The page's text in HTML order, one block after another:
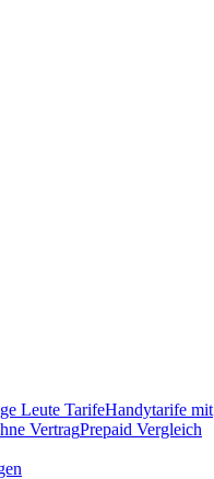
Leute TarifeHandytarife mit
VertragPrepaid Vergleich